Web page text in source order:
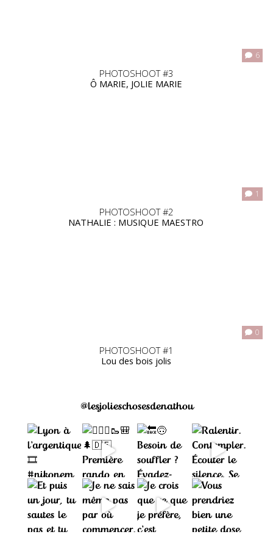
6
PHOTOSHOOT #3
Ô MARIE, JOLIE MARIE
1
PHOTOSHOOT #2
NATHALIE : MUSIQUE MAESTRO
0
PHOTOSHOOT #1
Lou des bois jolis
@lesjolieschosesdenathou